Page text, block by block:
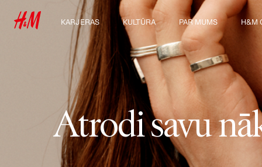
KARJERAS
Atklāj mūsu darba
zonas
Studenti un karjeras
uzsākšana
KULTŪRA
Mūsu kultūra un
priekšrocības
PAR MUMS
Kas mēs esam
Ilgtspēja
Iekļaušana un
H&M
Izpēti
Atrodisavunā